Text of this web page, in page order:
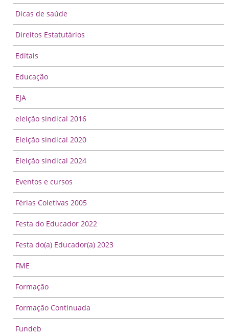
Dicas de saúde
Direitos Estatutários
Editais
Educação
EJA
eleição sindical 2016
Eleição sindical 2020
Eleição sindical 2024
Eventos e cursos
Férias Coletivas 2005
Festa do Educador 2022
Festa do(a) Educador(a) 2023
FME
Formação
Formação Continuada
Fundeb